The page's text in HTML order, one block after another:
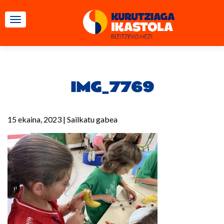
TOGGLE NAVIGATION
IMG_7769
15 ekaina, 2023 | Sailkatu gabea